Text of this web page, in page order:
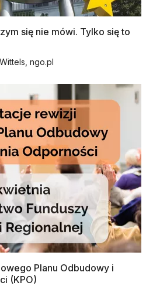
się nie mówi. Tylko się to
ngo.pl
Planu Odbudowy i
(KPO)